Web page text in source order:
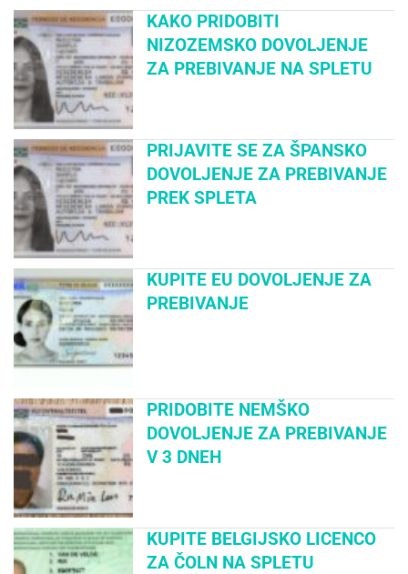
KAKO PRIDOBITI
NIZOZEMSKO DOVOLJENJE
ZA PREBIVANJE NA SPLETU
PRIJAVITE SE ZA ŠPANSKO
DOVOLJENJE ZA PREBIVANJE
PREK SPLETA
KUPITE EU DOVOLJENJE ZA
PREBIVANJE
PRIDOBITE NEMŠKO
DOVOLJENJE ZA PREBIVANJE
V 3 DNEH
KUPITE BELGIJSKO LICENCO
ZA ČOLN NA SPLETU